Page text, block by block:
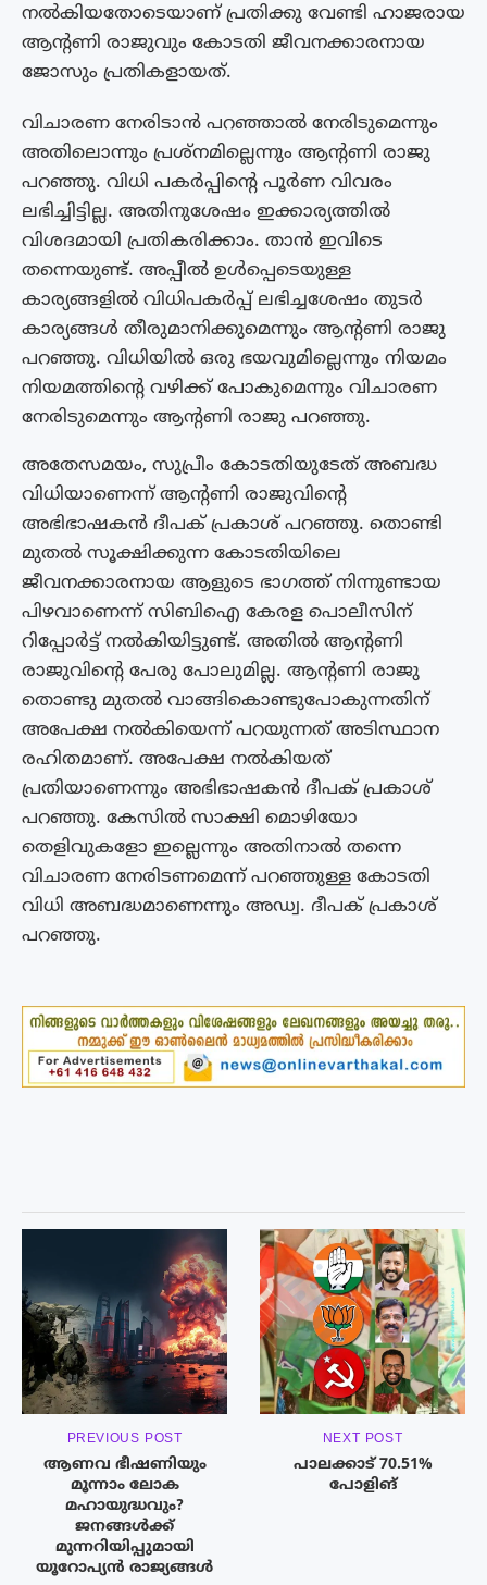
നൽകിയതോടെയാണ് പ്രതിക്കു വേണ്ടി ഹാജരായ
ആന്റണി രാജുവും കോടതി ജീവനക്കാരനായ
ജോസും പ്രതികളായത്.
വിചാരണ നേരിടാൻ പറ‍ഞ്ഞാൽ നേരിടുമെന്നും
അതിലൊന്നും പ്രശ്നമില്ലെന്നും ആന്‍റണി രാജു
പറഞ്ഞു. വിധി പകര്‍പ്പിന്‍റെ പൂര്‍ണ വിവരം
ലഭിച്ചിട്ടില്ല. അതിനുശേഷം ഇക്കാര്യത്തിൽ
വിശദമായി പ്രതികരിക്കാം. താൻ ഇവിടെ
തന്നെയുണ്ട്. അപ്പീൽ ഉള്‍പ്പെടെയുള്ള
കാര്യങ്ങളില്‍ വിധിപകര്‍പ്പ് ലഭിച്ചശേഷം തുടര്‍
കാര്യങ്ങള്‍ തീരുമാനിക്കുമെന്നും ആന്‍റണി രാജു
പറഞ്ഞു. വിധിയിൽ ഒരു ഭയവുമില്ലെന്നും നിയമം
നിയമത്തിന്‍റെ വഴിക്ക് പോകുമെന്നും വിചാരണ
നേരിടുമെന്നും ആന്‍റണി രാജു പറ‍ഞ്ഞു.
അതേസമയം, സുപ്രീം കോടതിയുടേത് അബദ്ധ
വിധിയാണെന്ന് ആന്‍റണി രാജുവിന്‍റെ
അഭിഭാഷകൻ ദീപക് പ്രകാശ് പറഞ്ഞു. തൊണ്ടി
മുതൽ സൂക്ഷിക്കുന്ന കോടതിയിലെ
ജീവനക്കാരനായ ആളുടെ ഭാഗത്ത് നിന്നുണ്ടായ
പിഴവാണെന്ന് സിബിഐ കേരള പൊലീസിന്
റിപ്പോര്‍ട്ട് നൽകിയിട്ടുണ്ട്. അതിൽ ആന്‍റണി
രാജുവിന്‍റെ പേരു പോലുമില്ല. ആന്‍റണി രാജു
തൊണ്ടു മുതൽ വാങ്ങികൊണ്ടുപോകുന്നതിന്
അപേക്ഷ നൽകിയെന്ന് പറയുന്നത് അടിസ്ഥാന
രഹിതമാണ്. അപേക്ഷ നൽകിയത്
പ്രതിയാണെന്നും അഭിഭാഷകൻ ദീപക് പ്രകാശ്
പറഞ്ഞു. കേസിൽ സാക്ഷി മൊഴിയോ
തെളിവുകളോ ഇല്ലെന്നും അതിനാൽ തന്നെ
വിചാരണ നേരിടണമെന്ന് പറഞ്ഞുള്ള കോടതി
വിധി അബദ്ധമാണെന്നും അഡ്വ. ദീപക് പ്രകാശ്
പറഞ്ഞു.
PREVIOUS POST
ആണവ ഭീഷണിയും
മൂന്നാം ലോക
മഹായുദ്ധവും?
ജനങ്ങൾക്ക്
മുന്നറിയിപ്പുമായി
യൂറോപ്യൻ രാജ്യങ്ങൾ
NEXT POST
പാലക്കാട് 70.51%
പോളിങ്